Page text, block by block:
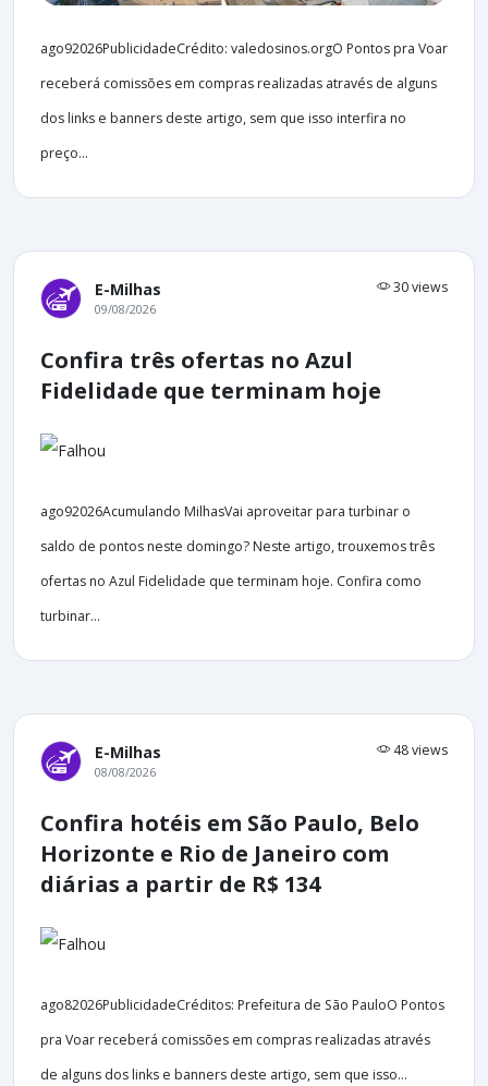
ago92026PublicidadeCrédito: valedosinos.orgO Pontos pra Voar
receberá comissões em compras realizadas através de alguns
dos links e banners deste artigo, sem que isso interfira no
preço...
E-Milhas 30 views
09/08/2026
Confira três ofertas no Azul
Fidelidade que terminam hoje
ago92026Acumulando MilhasVai aproveitar para turbinar o
saldo de pontos neste domingo? Neste artigo, trouxemos três
ofertas no Azul Fidelidade que terminam hoje. Confira como
turbinar...
E-Milhas 48 views
08/08/2026
Confira hotéis em São Paulo, Belo
Horizonte e Rio de Janeiro com
diárias a partir de R$ 134
ago82026PublicidadeCréditos: Prefeitura de São PauloO Pontos
pra Voar receberá comissões em compras realizadas através
de alguns dos links e banners deste artigo, sem que isso...